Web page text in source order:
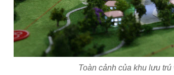
Toàn cảnh của khu lưu